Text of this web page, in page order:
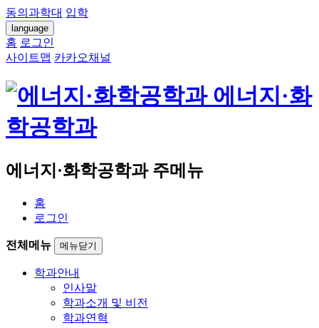
동의과학대 입학
language
홈 로그인
사이트맵 카카오채널
에너지·화
학공학과
에너지·화학공학과 주메뉴
홈
로그인
전체메뉴 메뉴닫기
학과안내
인사말
학과소개 및 비전
학과연혁